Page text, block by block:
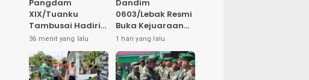
Pangdam
XIX/Tuanku
Tambusai Hadiri
Upacara
Peringatan Hari
Jadi ke-69
Provinsi Riau
36 menit yang lalu
Dandim
0603/Lebak Resmi
Buka Kejuaraan
Karate Antar Dojo
INKAI, Jaring Bibit
Atlet Unggul
Sambut HUT ke-81
1 hari yang lalu